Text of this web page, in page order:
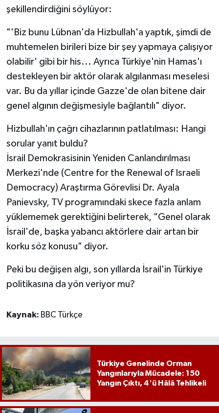
şekillendirdiğini söylüyor:
"'Biz bunu Lübnan'da Hizbullah'a yaptık, şimdi de
muhtemelen birileri bize bir şey yapmaya çalışıyor
olabilir' gibi bir his... Ayrıca Türkiye'nin Hamas'ı
destekleyen bir aktör olarak algılanması meselesi
var. Bu da yıllar içinde Gazze'de olan bitene dair
genel algının değişmesiyle bağlantılı" diyor.
Hizbullah'ın çağrı cihazlarının patlatılması: Hangi
sorular yanıt buldu?
İsrail Demokrasisinin Yeniden Canlandırılması
Merkezi'nde (Centre for the Renewal of Israeli
Democracy) Araştırma Görevlisi Dr. Ayala
Panievsky, TV programındaki skece fazla anlam
yüklememek gerektiğini belirterek, "Genel olarak
İsrail'de, başka yabancı aktörlere dair artan bir
korku söz konusu" diyor.
Peki bu değişen algı, son yıllarda İsrail'in Türkiye
politikasına da yön veriyor mu?
Kaynak: BBC Türkçe
Türkiye Genelinde Orman
Yangınlarıyla Mücadele: 150
Yangın Çıktı, 4'ü Hâlâ Tehlikeli